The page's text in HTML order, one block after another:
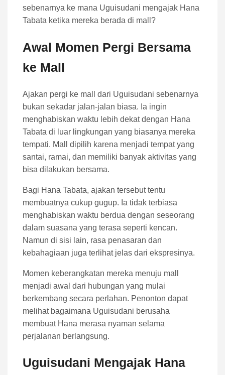
sebenarnya ke mana Uguisudani mengajak Hana
Tabata ketika mereka berada di mall?
Awal Momen Pergi Bersama
ke Mall
Ajakan pergi ke mall dari Uguisudani sebenarnya
bukan sekadar jalan-jalan biasa. Ia ingin
menghabiskan waktu lebih dekat dengan Hana
Tabata di luar lingkungan yang biasanya mereka
tempati. Mall dipilih karena menjadi tempat yang
santai, ramai, dan memiliki banyak aktivitas yang
bisa dilakukan bersama.
Bagi Hana Tabata, ajakan tersebut tentu
membuatnya cukup gugup. Ia tidak terbiasa
menghabiskan waktu berdua dengan seseorang
dalam suasana yang terasa seperti kencan.
Namun di sisi lain, rasa penasaran dan
kebahagiaan juga terlihat jelas dari ekspresinya.
Momen keberangkatan mereka menuju mall
menjadi awal dari hubungan yang mulai
berkembang secara perlahan. Penonton dapat
melihat bagaimana Uguisudani berusaha
membuat Hana merasa nyaman selama
perjalanan berlangsung.
Uguisudani Mengajak Hana